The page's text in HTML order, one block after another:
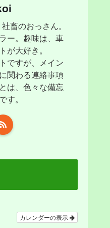
畜のおっさん。
ー。趣味は、車
が大好き。
ですが、メイン
関わる連絡事項
は、色々な備忘
す。
カレンダーの表示